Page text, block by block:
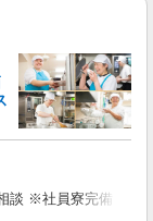
談 ※社員寮完備（寮